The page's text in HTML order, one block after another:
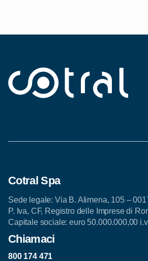
Cotral Spa
Sede legale: Via B. Alimena, 105 –
P. Iva, CF, Registro delle Imprese di
Capitale sociale: euro 50.000.000,00
Chiamaci
800 174 471